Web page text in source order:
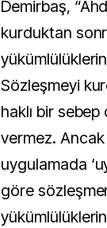
Demirbaş,
kurduktan
Sözleşmeyi
haklı bir sebep
vermez.
uygulamada
göre